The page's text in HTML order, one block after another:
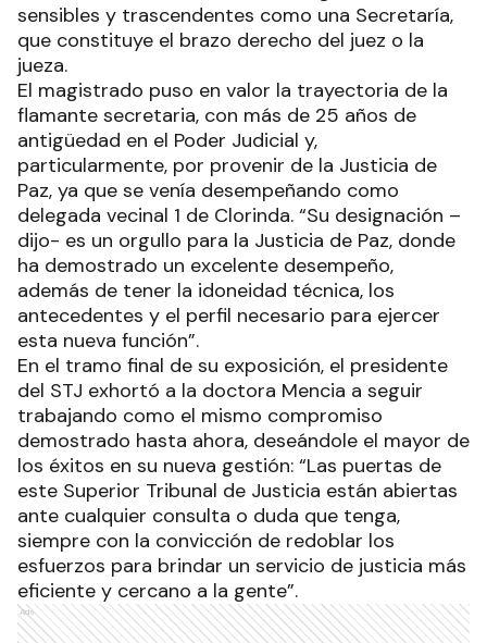
sensibles y trascendentes como una Secretaría,
que constituye el brazo derecho del juez o la
jueza.
El magistrado puso en valor la trayectoria de la
flamante secretaria, con más de 25 años de
antigüedad en el Poder Judicial y,
particularmente, por provenir de la Justicia de
Paz, ya que se venía desempeñando como
delegada vecinal 1 de Clorinda. “Su designación –
dijo- es un orgullo para la Justicia de Paz, donde
ha demostrado un excelente desempeño,
además de tener la idoneidad técnica, los
antecedentes y el perfil necesario para ejercer
esta nueva función”.
En el tramo final de su exposición, el presidente
del STJ exhortó a la doctora Mencia a seguir
trabajando como el mismo compromiso
demostrado hasta ahora, deseándole el mayor de
los éxitos en su nueva gestión: “Las puertas de
este Superior Tribunal de Justicia están abiertas
ante cualquier consulta o duda que tenga,
siempre con la convicción de redoblar los
esfuerzos para brindar un servicio de justicia más
eficiente y cercano a la gente”.
Ads